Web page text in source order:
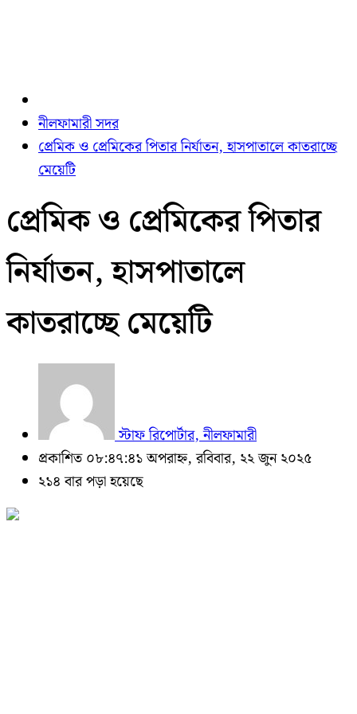
নীলফামারী সদর
প্রেমিক ও প্রেমিকের পিতার নির্যাতন, হাসপাতালে কাতরাচ্ছে
মেয়েটি
প্রেমিক ও প্রেমিকের পিতার
নির্যাতন, হাসপাতালে
কাতরাচ্ছে মেয়েটি
স্টাফ রিপোর্টার, নীলফামারী
প্রকাশিত ০৮:৪৭:৪১ অপরাহ্ন, রবিবার, ২২ জুন ২০২৫
২১৪ বার পড়া হয়েছে